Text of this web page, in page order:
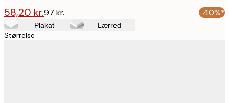
58,20 kr.97 kr. -40%*
Plakat Lærred
Størrelse